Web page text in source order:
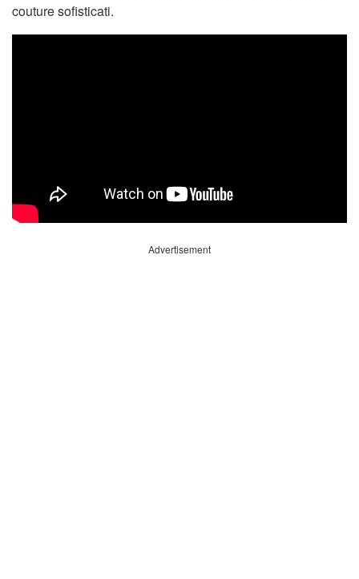
couture sofisticati.
Advertisement